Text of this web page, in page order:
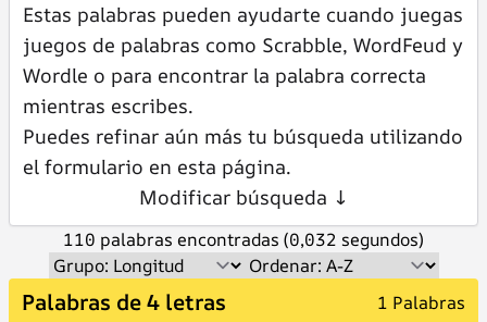
Estas palabras pueden ayudarte cuando juegas
juegos de palabras como Scrabble, WordFeud y
Wordle o para encontrar la palabra correcta
mientras escribes.
Puedes refinar aún más tu búsqueda utilizando
el formulario en esta página.
Modificar búsqueda ↓
110 palabras encontradas (0,032 segundos)
Palabras de 4 letras 1 Palabras